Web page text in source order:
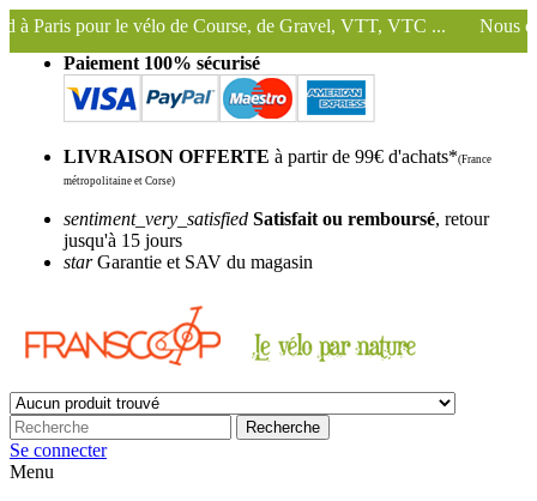
vélo de Course, de Gravel, VTT, VTC ...
Nous conservons et
Paiement 100% sécurisé
LIVRAISON OFFERTE à partir de 99€ d'achats*(France
métropolitaine et Corse)
sentiment_very_satisfied Satisfait ou remboursé, retour
jusqu'à 15 jours
starGarantie et SAV du magasin
Recherche
Se connecter
Menu